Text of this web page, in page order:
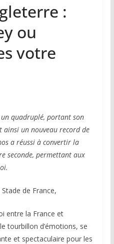
:
ou
votre
quadruplé, portant son
ainsi un nouveau record de
a réussi à convertir la
seconde, permettant aux
de France,
entre la France et
tourbillon d’émotions, se
et spectaculaire pour les